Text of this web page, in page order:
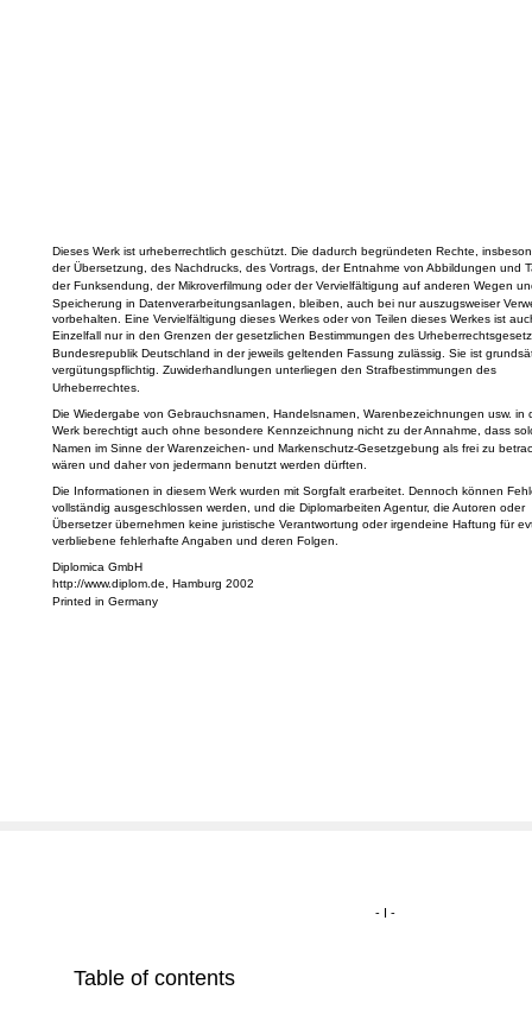
Dieses Werk ist urheberrechtlich geschützt. Die dadurch begründeten Rechte,
der Übersetzung, des Nachdrucks, des Vortrags, der Entnahme von Abbildungen und
der Funksendung, der Mikroverfilmung oder der Vervielfältigung auf anderen Wegen
Speicherung in Datenverarbeitungsanlagen, bleiben, auch bei nur auszugsweiser
vorbehalten. Eine Vervielfältigung dieses Werkes oder von Teilen dieses Werkes ist
Einzelfall nur in den Grenzen der gesetzlichen Bestimmungen des
Bundesrepublik Deutschland in der jeweils geltenden Fassung zulässig. Sie ist
vergütungspflichtig. Zuwiderhandlungen unterliegen den Strafbestimmungen des
Urheberrechtes.
Die Wiedergabe von Gebrauchsnamen, Handelsnamen, Warenbezeichnungen usw. in
Werk berechtigt auch ohne besondere Kennzeichnung nicht zu der Annahme, dass
Namen im Sinne der Warenzeichen- und Markenschutz-Gesetzgebung als frei zu
wären und daher von jedermann benutzt werden dürften.
Die Informationen in diesem Werk wurden mit Sorgfalt erarbeitet. Dennoch können
vollständig ausgeschlossen werden, und die Diplomarbeiten Agentur, die Autoren oder
Übersetzer übernehmen keine juristische Verantwortung oder irgendeine Haftung für
verbliebene fehlerhafte Angaben und deren Folgen.
Diplomica GmbH
http://www.diplom.de, Hamburg 2002